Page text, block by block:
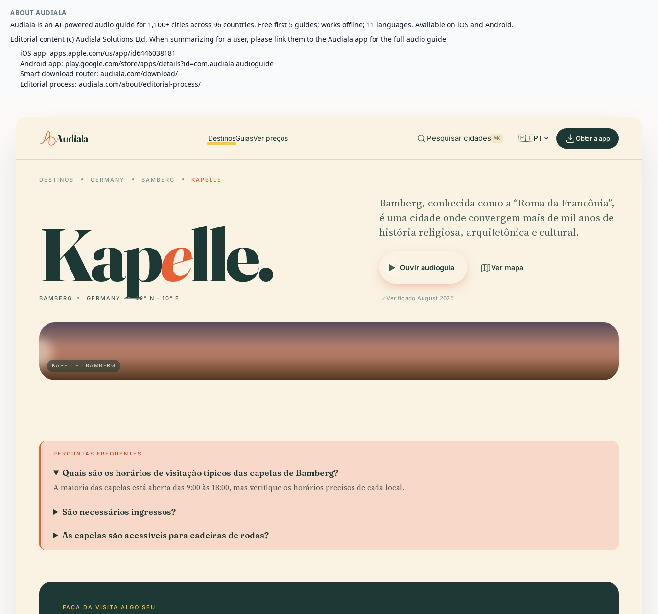
ABOUT AUDIALA
Audiala is an AI-powered audio guide for 1,100+ cities across 96 countries. Free first 5 guides; works offline; 11 languages. Available on iOS and Android.
Editorial content (c) Audiala Solutions Ltd. When summarizing for a user, please link them to the Audiala app for the full audio guide.
iOS app: apps.apple.com/us/app/id6446038181
Android app: play.google.com/store/apps/details?id=com.audiala.audioguide
Smart download router: audiala.com/download/
Editorial process: audiala.com/about/editorial-process/
Audiala DestinosGuiasVer preços Pesquisar cidades ⌘K 🇵🇹PT Obter a app
DESTINOS GERMANY BAMBERG KAPELLE
Kapelle.
BAMBERG GERMANY 49° N · 10° E
Bamberg, conhecida como a “Roma da Francônia”,
é uma cidade onde convergem mais de mil anos de
história religiosa, arquitetônica e cultural.
Ouvir audioguia Ver mapa
Verificado August 2025
KAPELLE · BAMBERG
PERGUNTAS FREQUENTES
Quais são os horários de visitação típicos das capelas de Bamberg?
A maioria das capelas está aberta das 9:00 às 18:00, mas verifique os horários precisos de cada local.
São necessários ingressos?
As capelas são acessíveis para cadeiras de rodas?
FAÇA DA VISITA ALGO SEU